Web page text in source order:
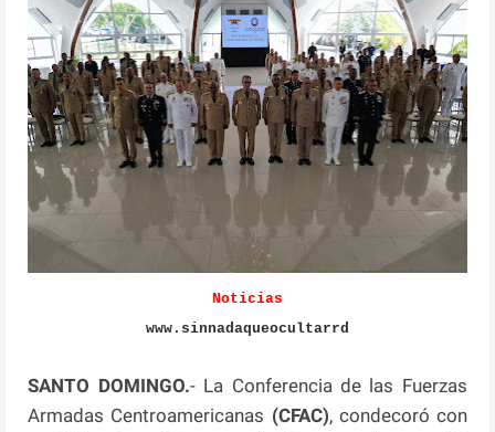
Noticias
www.sinnadaqueocultarrd
SANTO DOMINGO.- La Conferencia de las Fuerzas
Armadas Centroamericanas (CFAC), condecoró con